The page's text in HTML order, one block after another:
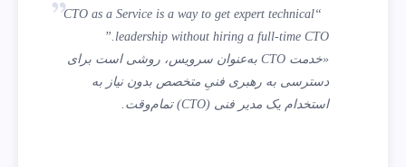
“CTO as a Service is a way to get expert technical
leadership without hiring a full-time CTO.”
«خدمت CTO به‌عنوان سرویس، روشی است برای
دسترسی به رهبری فنیِ متخصص بدون نیاز به
استخدام یک مدیر فنی (CTO) تمام‌وقت.